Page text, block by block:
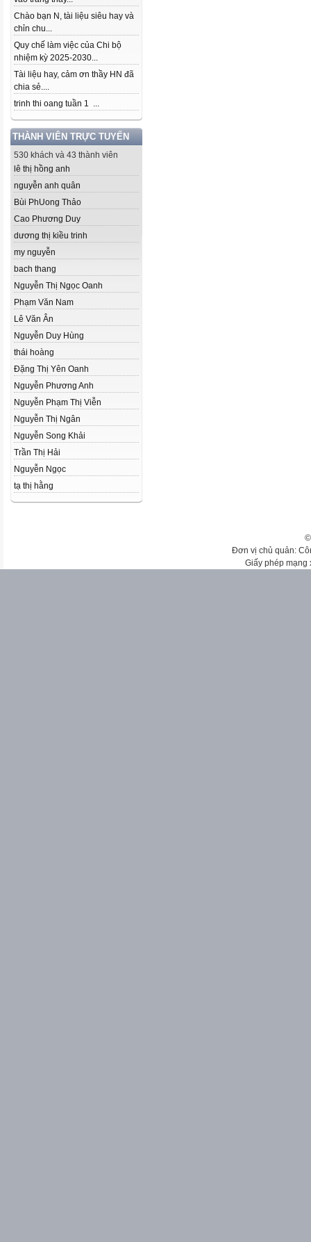
Chào bạn N, tài liệu siêu hay và
chỉn chu...
Quy chế làm việc của Chi bộ
nhiệm kỳ 2025-2030...
Tài liệu hay, cảm ơn thầy HN đã
chia sẻ....
trinh thi oang tuần 1 ...
THÀNH VIÊN TRỰC TUYẾN
530 khách và 43 thành viên
lê thị hồng anh
nguyễn anh quân
Bùi Ph­Uong Thảo
Cao Phương Duy
dương thị kiều trinh
my nguyễn
bach thang
Nguyễn Thị Ngọc Oanh
Phạm Văn Nam
Lê Văn Ân
Nguyễn Duy Hùng
thái hoàng
Đặng Thị Yên Oanh
Nguyễn Phương Anh
Nguyễn Phạm Thị Viễn
Nguyễn Thị Ngân
Nguyễn Song Khải
Trần Thị Hải
Nguyễn Ngọc
tạ thị hằng
Đơn vị chủ quản:
Giấy phép mạng